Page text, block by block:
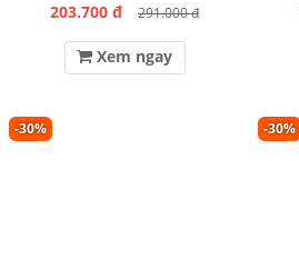
203.700 đ 291.000 đ
Xem ngay
-30% -30%